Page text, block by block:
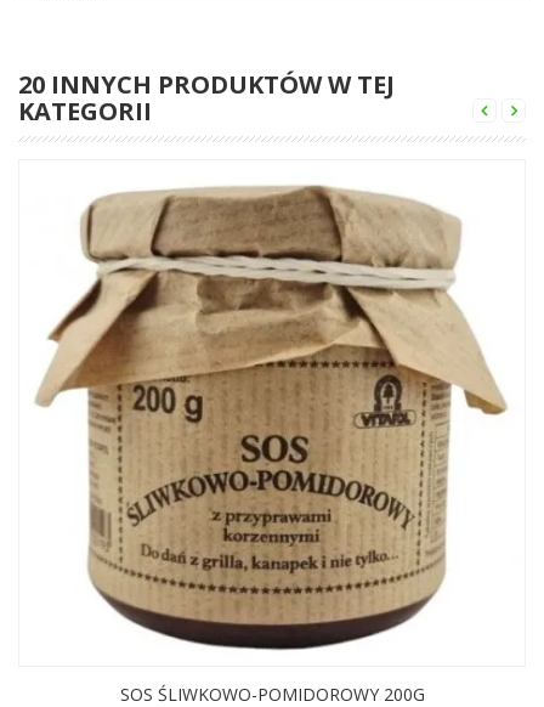
20 INNYCH PRODUKTÓW W TEJ
KATEGORII
SOS ŚLIWKOWO-POMIDOROWY 200G